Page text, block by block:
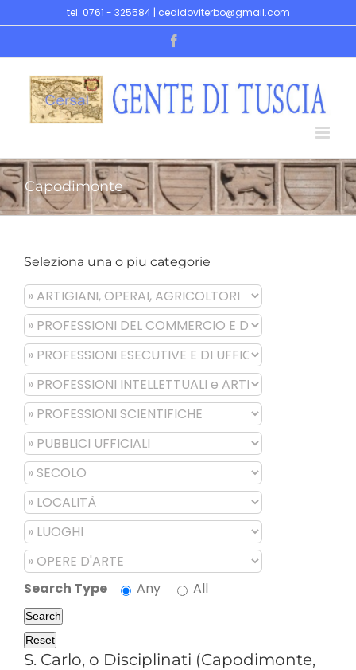
to
tel: 0761 - 325584 | cedidoviterbo@gmail.com
Capodimonte
Seleziona una o piu categorie
Search Type Any All
Search
Reset
S. Carlo, o Disciplinati (Capodimonte,